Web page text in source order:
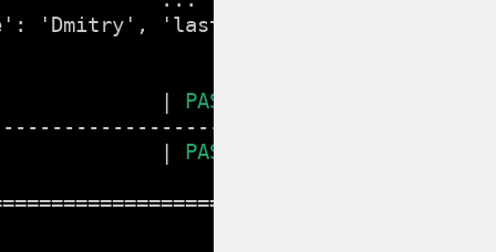
'lastname': 'Mendeleev',
| PASS
| PASS